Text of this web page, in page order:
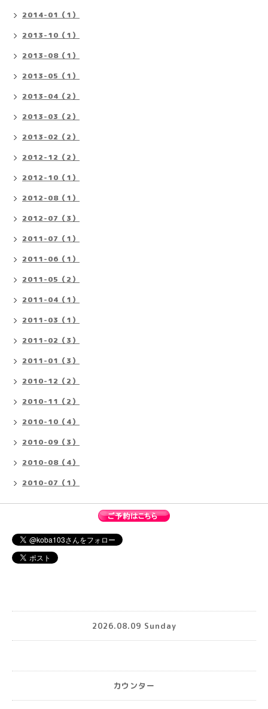
2014-01（1）
2013-10（1）
2013-08（1）
2013-05（1）
2013-04（2）
2013-03（2）
2013-02（2）
2012-12（2）
2012-10（1）
2012-08（1）
2012-07（3）
2011-07（1）
2011-06（1）
2011-05（2）
2011-04（1）
2011-03（1）
2011-02（3）
2011-01（3）
2010-12（2）
2010-11（2）
2010-10（4）
2010-09（3）
2010-08（4）
2010-07（1）
2026.08.09 Sunday
カウンター